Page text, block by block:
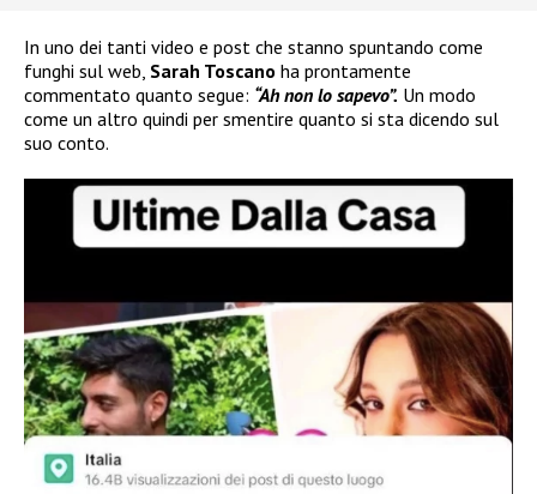
In uno dei tanti video e post che stanno spuntando come
funghi sul web, Sarah Toscano ha prontamente
commentato quanto segue: “Ah non lo sapevo”. Un modo
come un altro quindi per smentire quanto si sta dicendo sul
suo conto.